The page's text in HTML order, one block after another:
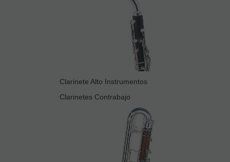
Clarinete Alto Instrumentos
Clarinetes Contrabajo